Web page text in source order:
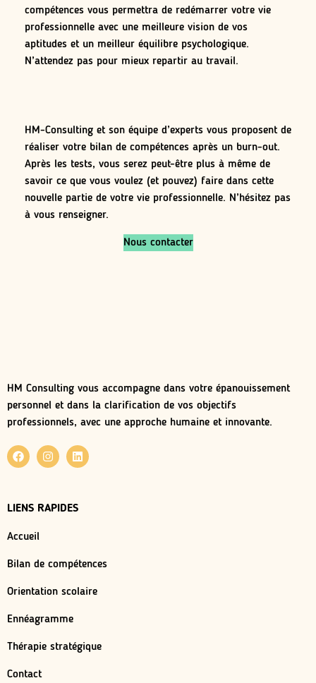
compétences vous permettra de redémarrer votre vie
professionnelle avec une meilleure vision de vos
aptitudes et un meilleur équilibre psychologique.
N’attendez pas pour mieux repartir au travail.
HM-Consulting et son équipe d’experts vous proposent de
réaliser votre bilan de compétences après un burn-out.
Après les tests, vous serez peut-être plus à même de
savoir ce que vous voulez (et pouvez) faire dans cette
nouvelle partie de votre vie professionnelle. N’hésitez pas
à vous renseigner.
Nous contacter
HM Consulting vous accompagne dans votre épanouissement
personnel et dans la clarification de vos objectifs
professionnels, avec une approche humaine et innovante.
LIENS RAPIDES
Accueil
Bilan de compétences
Orientation scolaire
Ennéagramme
Thérapie stratégique
Contact